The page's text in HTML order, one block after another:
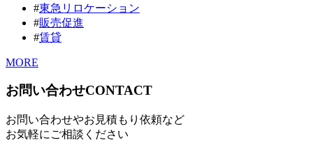
#東急リロケーション
#販売促進
#賃貸
MORE
お問い合わせCONTACT
お問い合わせやお見積もり依頼など
お気軽にご相談ください